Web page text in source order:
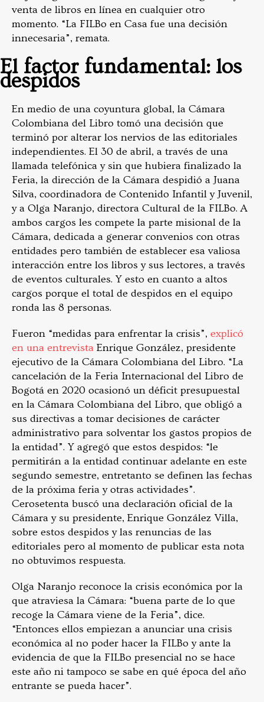
venta de libros en línea en cualquier otro
momento. “La FILBo en Casa fue una decisión
innecesaria”, remata.
El factor fundamental: los
despidos
En medio de una coyuntura global, la Cámara
Colombiana del Libro tomó una decisión que
terminó por alterar los nervios de las editoriales
independientes. El 30 de abril, a través de una
llamada telefónica y sin que hubiera finalizado la
Feria, la dirección de la Cámara despidió a Juana
Silva, coordinadora de Contenido Infantil y Juvenil,
y a Olga Naranjo, directora Cultural de la FILBo. A
ambos cargos les compete la parte misional de la
Cámara, dedicada a generar convenios con otras
entidades pero también de establecer esa valiosa
interacción entre los libros y sus lectores, a través
de eventos culturales. Y esto en cuanto a altos
cargos porque el total de despidos en el equipo
ronda las 8 personas.
Fueron “medidas para enfrentar la crisis”, explicó
en una entrevista Enrique González, presidente
ejecutivo de la Cámara Colombiana del Libro. “La
cancelación de la Feria Internacional del Libro de
Bogotá en 2020 ocasionó un déficit presupuestal
en la Cámara Colombiana del Libro, que obligó a
sus directivas a tomar decisiones de carácter
administrativo para solventar los gastos propios de
la entidad”. Y agregó que estos despidos: “le
permitirán a la entidad continuar adelante en este
segundo semestre, entretanto se definen las fechas
de la próxima feria y otras actividades”.
Cerosetenta buscó una declaración oficial de la
Cámara y su presidente, Enrique González Villa,
sobre estos despidos y las renuncias de las
editoriales pero al momento de publicar esta nota
no obtuvimos respuesta.
Olga Naranjo reconoce la crisis económica por la
que atraviesa la Cámara: “buena parte de lo que
recoge la Cámara viene de la Feria”, dice.
“Entonces ellos empiezan a anunciar una crisis
económica al no poder hacer la FILBo y ante la
evidencia de que la FILBo presencial no se hace
este año ni tampoco se sabe en qué época del año
entrante se pueda hacer”.